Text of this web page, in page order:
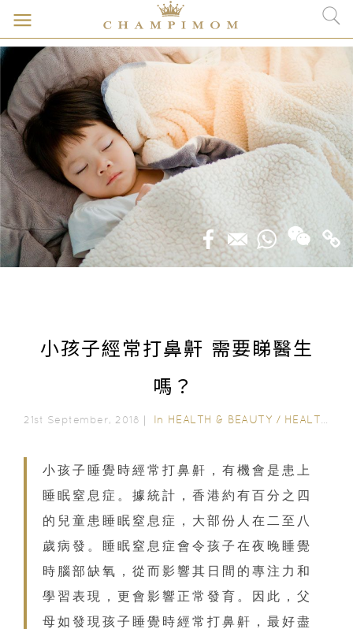
小孩子經常打鼻鼾 需要睇醫生
嗎？
21st September, 2018｜ In HEALTH & BEAUTY / HEALTH CARE
小孩子睡覺時經常打鼻鼾，有機會是患上
睡眠窒息症。據統計，香港約有百分之四
的兒童患睡眠窒息症，大部份人在二至八
歲病發。睡眠窒息症會令孩子在夜晚睡覺
時腦部缺氧，從而影響其日間的專注力和
學習表現，更會影響正常發育。因此，父
母如發現孩子睡覺時經常打鼻鼾，最好盡